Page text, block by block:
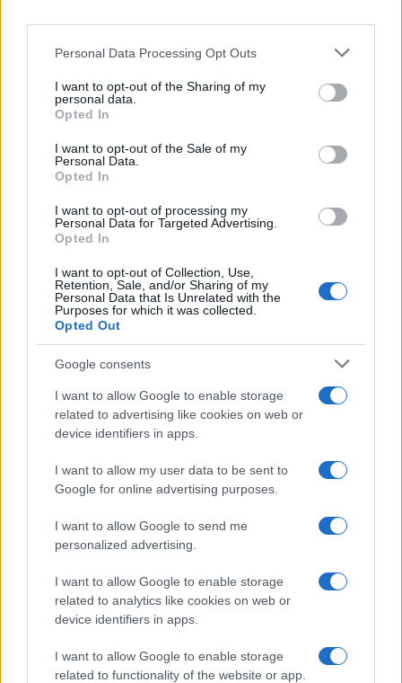
Personal Data Processing Opt Outs
I want to opt-out of the Sharing of my
personal data.
Opted In
I want to opt-out of the Sale of my
Personal Data.
Opted In
I want to opt-out of processing my
Personal Data for Targeted Advertising.
Opted In
I want to opt-out of Collection, Use,
Retention, Sale, and/or Sharing of my
Personal Data that Is Unrelated with the
Purposes for which it was collected.
Opted Out
Google consents
I want to allow Google to enable storage
related to advertising like cookies on web or
device identifiers in apps.
I want to allow my user data to be sent to
Google for online advertising purposes.
I want to allow Google to send me
personalized advertising.
I want to allow Google to enable storage
related to analytics like cookies on web or
device identifiers in apps.
I want to allow Google to enable storage
related to functionality of the website or app.
E BURAZ
02.03.17. 22:51
Samo mi ne diraj karmin: Zabranjeno voće je
najslađe
Saznaj više
28.02.17. 16:12
Dovoljno se nadiši jarane zraka dok ne dođeš kući
Saznaj više